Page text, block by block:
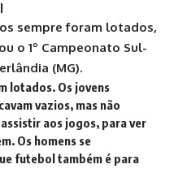
sempre foram lotados,
o 1º Campeonato Sul-
(MG).
lotados. Os jovens
vazios, mas não
aos jogos, para ver
Os homens se
futebol também é para